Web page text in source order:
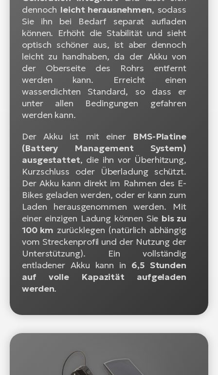
dennoch leicht herausnehmen, sodass
Sie ihn bei Bedarf separat aufladen
können. Erhöht die Stabilität und sieht
optisch schöner aus, ist aber dennoch
leicht zu handhaben, da der Akku von
der Oberseite des Rohrs entfernt
werden kann. Erreicht einen
wasserdichten Standard, so dass er
unter allen Bedingungen gefahren
werden kann.
Der Akku ist mit einer BMS-Platine
(Battery Management System)
ausgestattet, die ihn vor Überhitzung,
Kurzschluss oder Überladung schützt.
Der Akku kann direkt im Rahmen des E-
Bikes geladen werden, oder er kann zum
Laden herausgenommen werden. Mit
einer einzigen Ladung können Sie bis zu
100 km zurücklegen (natürlich abhängig
vom Streckenprofil und der Nutzung der
Unterstützung). Ein vollständig
entladener Akku kann in 6,5 Stunden
auf volle Kapazität aufgeladen
werden.